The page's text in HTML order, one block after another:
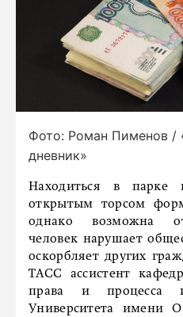
Фото: Роман Пименов /
дневник»
Находиться в парке
открытым торсом
однако возможна
человек нарушает
оскорбляет других
ТАСС ассистент
права и процесса
Университета имени